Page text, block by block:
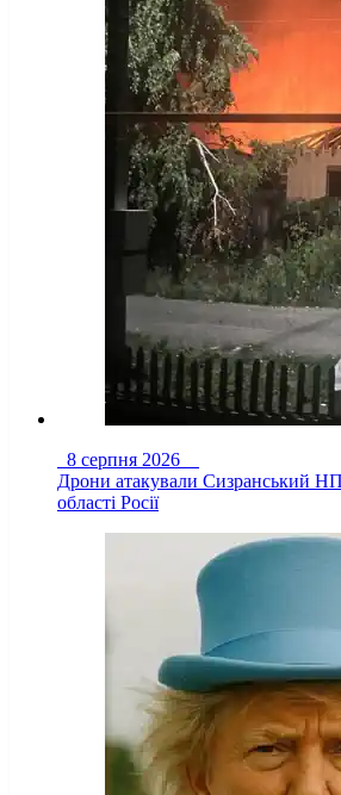
8 серпня 2026
Дрони атакували Сизранський
області Росії